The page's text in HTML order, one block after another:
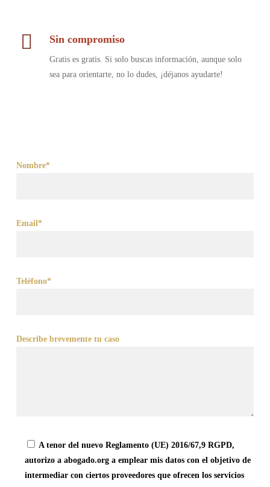
Sin compromiso
Gratis es gratis. Si solo buscas información, aunque solo
sea para orientarte, no lo dudes, ¡déjanos ayudarte!
Nombre*
Email*
Teléfono*
Describe brevemente tu caso
A tenor del nuevo Reglamento (UE) 2016/67,9 RGPD,
autorizo a abogado.org a emplear mis datos con el objetivo de
intermediar con ciertos proveedores que ofrecen los servicios